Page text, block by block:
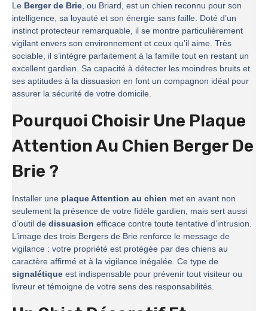
Le Berger de Brie, ou Briard, est un chien reconnu pour son
intelligence, sa loyauté et son énergie sans faille. Doté d’un
instinct protecteur remarquable, il se montre particulièrement
vigilant envers son environnement et ceux qu’il aime. Très
sociable, il s’intègre parfaitement à la famille tout en restant un
excellent gardien. Sa capacité à détecter les moindres bruits et
ses aptitudes à la dissuasion en font un compagnon idéal pour
assurer la sécurité de votre domicile.
Pourquoi Choisir Une Plaque
Attention Au Chien Berger De
Brie ?
Installer une plaque Attention au chien met en avant non
seulement la présence de votre fidèle gardien, mais sert aussi
d’outil de dissuasion efficace contre toute tentative d’intrusion.
L’image des trois Bergers de Brie renforce le message de
vigilance : votre propriété est protégée par des chiens au
caractère affirmé et à la vigilance inégalée. Ce type de
signalétique est indispensable pour prévenir tout visiteur ou
livreur et témoigne de votre sens des responsabilités.